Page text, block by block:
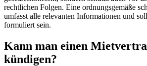
rechtlichen Folgen. Eine ordnungsgemäße
umfasst alle relevanten Informationen und
formuliert sein.
Kann man einen
kündigen?